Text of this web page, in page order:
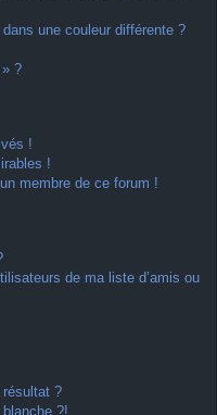
une couleur différente ?
» ?
!
!
membre de ce forum !
de ma liste d’amis ou
résultat ?
?!